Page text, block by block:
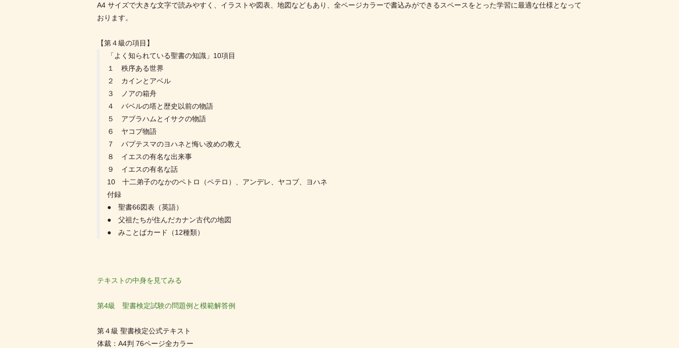
A4 サイズで大きな文字で読みやすく、イラストや図表、地図などもあり、全ページカラーで書込みができるスペースをとった学習に最適な仕様となって
おります。
【第４級の項目】
「よく知られている聖書の知識」10項目
１ 秩序ある世界
２ カインとアベル
３ ノアの箱舟
４ バベルの塔と歴史以前の物語
５ アブラハムとイサクの物語
６ ヤコブ物語
７ バプテスマのヨハネと悔い改めの教え
８ イエスの有名な出来事
９ イエスの有名な話
10 十二弟子のなかのペトロ（ペテロ）、アンデレ、ヤコブ、ヨハネ
付録
● 聖書66図表（英語）
● 父祖たちが住んだカナン古代の地図
● みことばカード（12種類）
テキストの中身を見てみる
第4級 聖書検定試験の問題例と模範解答例
第４級 聖書検定公式テキスト
体裁：A4判 76ページ全カラー